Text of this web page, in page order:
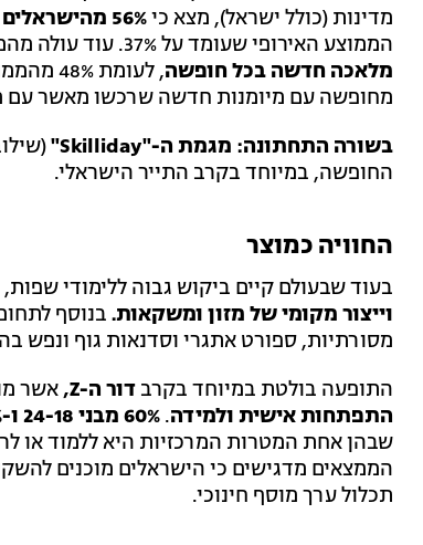
מדינות (כולל ישראל), מצא כי
הממוצע האירופי שעומד על 37%. עוד עולה מהמחקר כי
מלאכה חדשה בכל חופשה
מחופשה עם מיומנות חדשה שרכשו מאשר עם
בשורה התחתונה: מגמת ה-"Skilliday"
החופשה, במיוחד בקרב התייר הישראלי.
החוויה כמוצר
בעוד שבעולם קיים ביקוש גבוה ללימודי
וייצור מקומי של מזון ומשקאות. בנוסף
מסורתיות, ספורט אתגרי וסדנאות גוף ונפש
התופעה בולטת במיוחד בקרב דור ה-Z, אשר
התפתחות אישית ולמידה. 60% מבני 24-18 ו-56% מבני 34-25
שבהן אחת המטרות המרכזיות היא ללמוד או
הממצאים מדגישים כי הישראלים מוכנים
תכלול ערך מוסף חינוכי.